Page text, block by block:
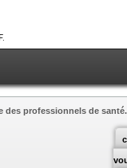
des professionnels de santé.